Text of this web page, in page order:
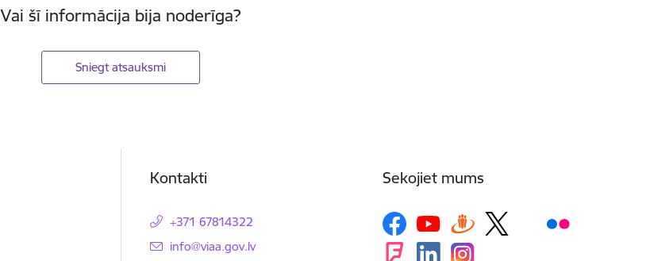
Vai šī informācija bija noderīga?
Sniegt atsauksmi
Kontakti
+371 67814322
E-pasts:
info@viaa.gov.lv
Sekojiet mums